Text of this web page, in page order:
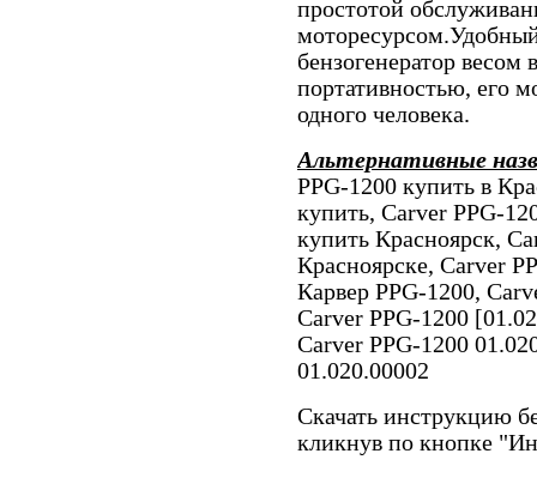
простотой
бензогенератор весом
портативностью, его
одного человека.
Альтернативные
PPG-1200 купить в
купить, Carver PPG-
купить Красноярск,
Красноярске, Carver
Карвер PPG-1200,
Carver PPG-1200
Carver PPG-1200
01.020.00002
Скачать инструкцию
кликнув по кнопке